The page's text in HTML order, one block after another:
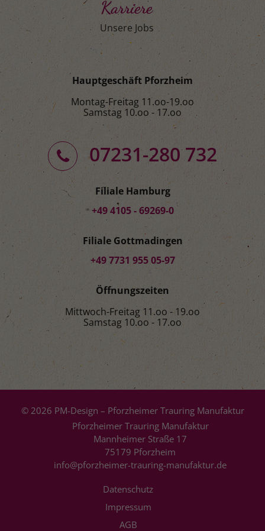
Karriere
Unsere Jobs
Hauptgeschäft Pforzheim
Montag-Freitag 11.oo-19.oo
Samstag 10.oo - 17.oo
07231-280 732
Filiale Hamburg
+49 4105 - 69269-0
Filiale Gottmadingen
+49 7731 955 05-97
Öffnungszeiten
Mittwoch-Freitag 11.oo - 19.oo
Samstag 10.oo - 17.oo
© 2026 PM-Design – Pforzheimer Trauring Manufaktur
Pforzheimer Trauring Manufaktur
Mannheimer Straße 17
75179 Pforzheim
info@pforzheimer-trauring-manufaktur.de
Datenschutz
Impressum
AGB